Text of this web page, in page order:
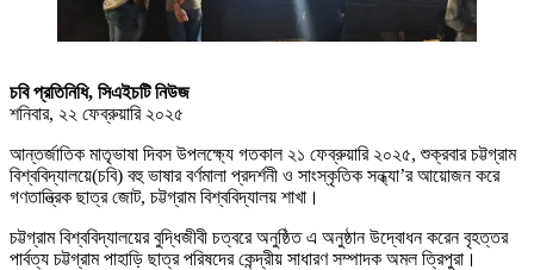
চবি প্রতিনিধি, সিএইচটি নিউজ
শনিবার, ২২ ফেব্রুয়ারি ২০২৫
আন্তর্জাতিক মাতৃভাষা দিবস উপলক্ষ্যে গতকাল ২১ ফেব্রুয়ারি ২০২৫, শুক্রবার চট্টগ্রাম
বিশ্ববিদ্যালয়ে(চবি) বহু ভাষার বর্ণমালা প্রদর্শনী ও সাংস্কৃতিক সন্ধ্যা’র আয়োজন করে
গণতান্ত্রিক ছাত্র জোট, চট্টগ্রাম বিশ্ববিদ্যালয় শাখা।
চট্টগ্রাম বিশ্ববিদ্যালয়ের বুদ্ধিজীবী চত্বরে অনুষ্ঠিত এ অনুষ্ঠান উদ্বোধন করেন বৃহত্তর
পার্বত্য চট্টগ্রাম পাহাড়ি ছাত্র পরিষদের কেন্দ্রীয় সাধারণ সম্পাদক অমল ত্রিপুরা।